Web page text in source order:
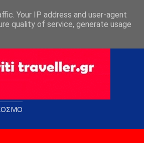
Your IP address and user-agent
quality of service, generate usage